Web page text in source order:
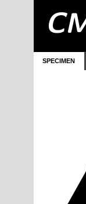
SPECIMEN